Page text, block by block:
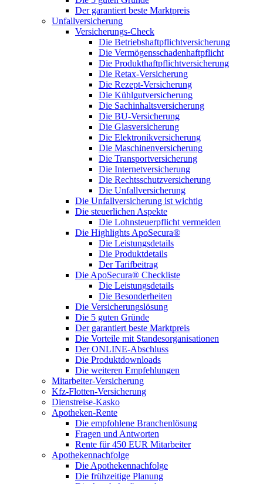
Der garantiert beste Marktpreis
Unfallversicherung
Versicherungs-Check
Die Betriebshaftpflichtversicherung
Die Vermögensschadenhaftpflicht
Die Produkthaftpflichtversicherung
Die Retax-Versicherung
Die Rezept-Versicherung
Die Kühlgutversicherung
Die Sachinhaltsversicherung
Die BU-Versicherung
Die Glasversicherung
Die Elektronikversicherung
Die Maschinenversicherung
Die Transportversicherung
Die Internetversicherung
Die Rechtsschutzversicherung
Die Unfallversicherung
Die Unfallversicherung ist wichtig
Die steuerlichen Aspekte
Die Lohnsteuerpflicht vermeiden
Die Highlights ApoSecura®
Die Leistungsdetails
Die Produktdetails
Der Tarifbeitrag
Die ApoSecura® Checkliste
Die Leistungsdetails
Die Besonderheiten
Die Versicherungslösung
Die 5 guten Gründe
Der garantiert beste Marktpreis
Die Vorteile mit Standesorganisationen
Der ONLINE-Abschluss
Die Produktdownloads
Die weiteren Empfehlungen
Mitarbeiter-Versicherung
Kfz-Flotten-Versicherung
Dienstreise-Kasko
Apotheken-Rente
Die empfohlene Branchenlösung
Fragen und Antworten
Rente für 450 EUR Mitarbeiter
Apothekennachfolge
Die Apothekennachfolge
Die frühzeitige Planung